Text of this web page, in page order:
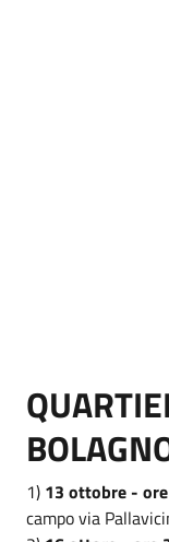
1) 13 ottobre -
campo via